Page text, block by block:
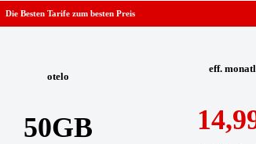
Die Besten Tarife zum besten Preis
otelo
50GB
eff.